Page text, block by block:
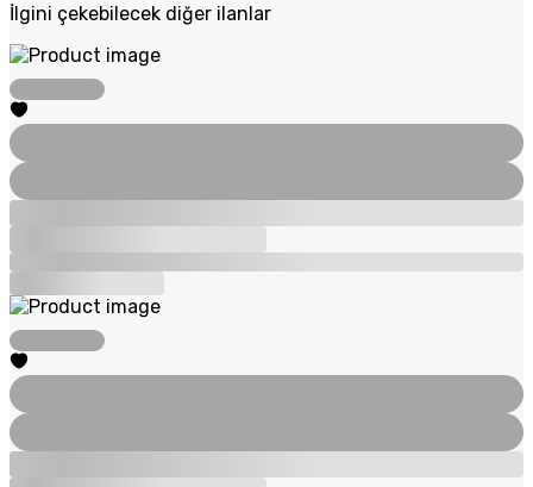
İlgini çekebilecek diğer ilanlar